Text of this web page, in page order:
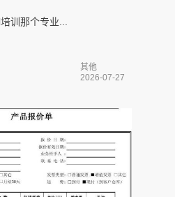
训那个专业...
其他
2026-07-27